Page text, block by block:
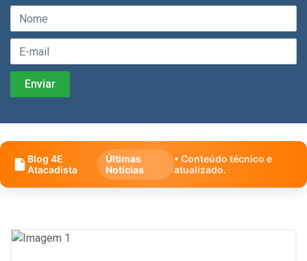
Blog 4E
Atacadista
Últimas
Notícias
• Conteúdo técnico e
atualizado.